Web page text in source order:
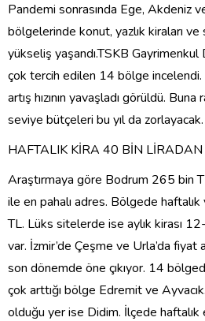
Pandemi sonrasında Ege, Akdeniz
bölgelerinde konut, yazlık kiraları ve
yükseliş yaşandı.TSKB
çok tercih edilen 14 bölge
artış hızının yavaşladı görüldü. Buna
seviye bütçeleri bu yıl da zorlayacak.
HAFTALIK KİRA 40 BİN LİRADAN
Araştırmaya göre Bodrum 265 bin
ile en pahalı adres. Bölgede
TL. Lüks sitelerde ise aylık kirası
var. İzmir’de Çeşme ve Urla’da fiyat
son dönemde öne çıkıyor. 14
çok arttığı bölge Edremit ve
olduğu yer ise Didim. İlçede haftalık